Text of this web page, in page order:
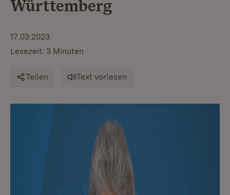
Württemberg
17.03.2023
Lesezeit: 3 Minuten
Teilen Text vorlesen